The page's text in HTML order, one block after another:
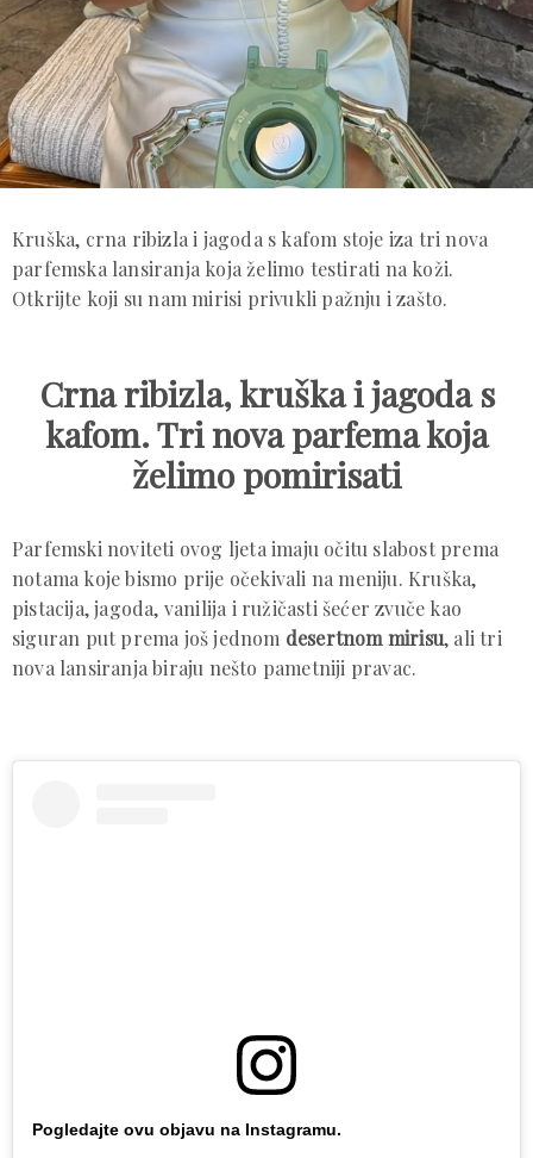
Kruška, crna ribizla i jagoda s kafom stoje iza tri nova
parfemska lansiranja koja želimo testirati na koži.
Otkrijte koji su nam mirisi privukli pažnju i zašto.
Crna ribizla, kruška i jagoda s
kafom. Tri nova parfema koja
želimo pomirisati
Parfemski noviteti ovog ljeta imaju očitu slabost prema
notama koje bismo prije očekivali na meniju. Kruška,
pistacija, jagoda, vanilija i ružičasti šećer zvuče kao
siguran put prema još jednom desertnom mirisu, ali tri
nova lansiranja biraju nešto pametniji pravac.
Pogledajte ovu objavu na Instagramu.